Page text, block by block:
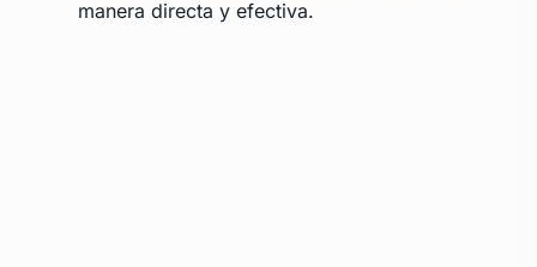
manera directa y efectiva.